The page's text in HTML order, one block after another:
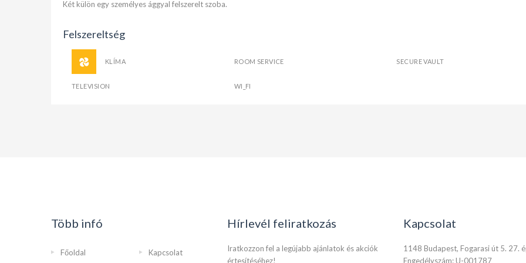
Két külön egy személyes ággyal felszerelt szoba.
Felszereltség
KLÍMA ROOM SERVICE SECURE VAULT
TELEVISION WI_FI
Több infó
Főoldal Kapcsolat
Hírlevél feliratkozás
Iratkozzon fel a legújabb ajánlatok és akciók
értesítéséhez!
Kapcsolat
1148 Budapest, Fogarasi út 5. 27.
Engedélyszám: U-001787